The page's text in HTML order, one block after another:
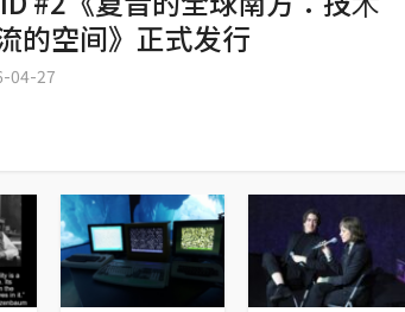
的空间》正式发行
04-27